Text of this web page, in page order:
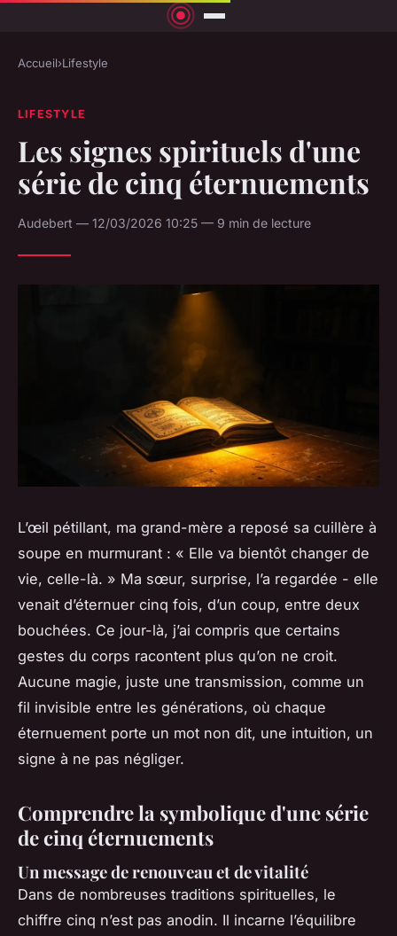
Accueil›Lifestyle
LIFESTYLE
Les signes spirituels d'une
série de cinq éternuements
Audebert — 12/03/2026 10:25 — 9 min de lecture
L’œil pétillant, ma grand-mère a reposé sa cuillère à
soupe en murmurant : « Elle va bientôt changer de
vie, celle-là. » Ma sœur, surprise, l’a regardée - elle
venait d’éternuer cinq fois, d’un coup, entre deux
bouchées. Ce jour-là, j’ai compris que certains
gestes du corps racontent plus qu’on ne croit.
Aucune magie, juste une transmission, comme un
fil invisible entre les générations, où chaque
éternuement porte un mot non dit, une intuition, un
signe à ne pas négliger.
Comprendre la symbolique d'une série
de cinq éternuements
Un message de renouveau et de vitalité
Dans de nombreuses traditions spirituelles, le
chiffre cinq n’est pas anodin. Il incarne l’équilibre